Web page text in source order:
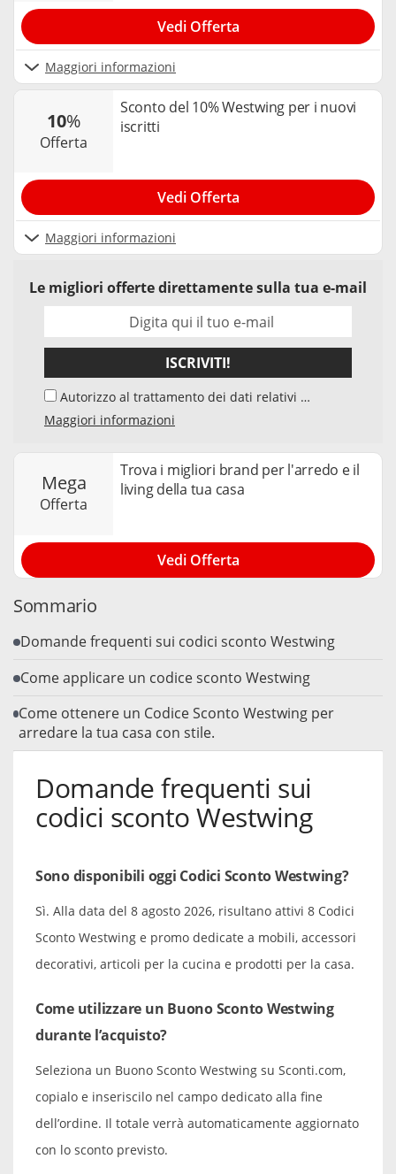
Maggiori informazioni
Vedi Offerta
10%
offerta
Sconto del 10% Westwing per i nuovi
iscritti
Maggiori informazioni
Vedi Offerta
Le migliori offerte direttamente sulla tua e-mail
ISCRIVITI!
mio indirizzo e-mail da parte di Samwise
Media GmbH, Starstraße 2, D - 22305
dati, per l'invio della newsletter sui temi
"Codici Sconto" e "Offerte". Accetto che,
nell’ambito dell’invio della newsletter, la mia
interazione con i singoli contenuti della
cookie utilizzati per misurare i risultati. Posso
revocare il mio consenso in qualsiasi
momento e annullare l’iscrizione alla
newsletter. Per maggiori informazioni è
possibile consultare la nostra
Maggiori informazioni
mega
offerta
Trova i migliori brand per l'arredo e il
living della tua casa
Vedi Offerta
Sommario
Domande frequenti sui codici sconto Westwing
Come applicare un codice sconto Westwing
Come ottenere un Codice Sconto Westwing per
arredare la tua casa con stile.
Domande frequenti sui
codici sconto Westwing
Sono disponibili oggi Codici Sconto Westwing?
Sì. Alla data del 8 agosto 2026, risultano attivi 8 Codici
Sconto Westwing e promo dedicate a mobili, accessori
decorativi, articoli per la cucina e prodotti per la casa.
Come utilizzare un Buono Sconto Westwing
durante l’acquisto?
Seleziona un Buono Sconto Westwing su Sconti.com,
copialo e inseriscilo nel campo dedicato alla fine
dell’ordine. Il totale verrà automaticamente aggiornato
con lo sconto previsto.